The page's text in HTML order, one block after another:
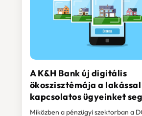
A K&H Bank új digitális
ökoszisztémája a lakással
kapcsolatos ügyeinket
Miközben a pénzügyi szektorban a